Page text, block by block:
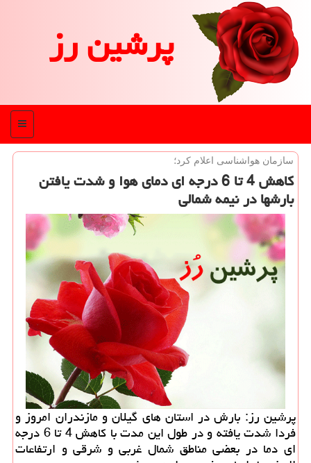
پرشین رز
منو
سازمان هواشناسی اعلام كرد؛
كاهش 4 تا 6 درجه ای دمای هوا و شدت یافتن
بارشها در نیمه شمالی
پرشین رز: بارش در استان های گیلان و مازندران امروز و
فردا شدت یافته و در طول این مدت با كاهش 4 تا 6 درجه
ای دما در بعضی مناطق شمال غربی و شرقی و ارتفاعات